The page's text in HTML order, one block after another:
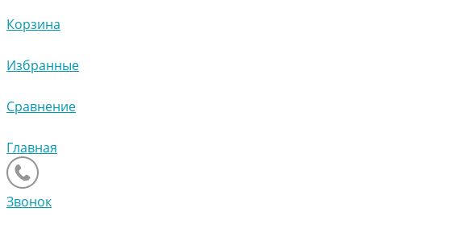
Корзина
Избранные
Сравнение
Главная
Звонок